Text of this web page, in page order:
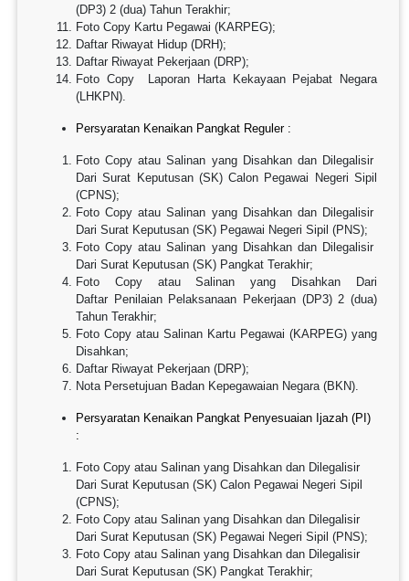
(DP3) 2 (dua) Tahun Terakhir;
Foto Copy Kartu Pegawai (KARPEG);
Daftar Riwayat Hidup (DRH);
Daftar Riwayat Pekerjaan (DRP);
Foto Copy Laporan Harta Kekayaan Pejabat Negara
(LHKPN).
Persyaratan Kenaikan Pangkat Reguler :
Foto Copy atau Salinan yang Disahkan dan Dilegalisir
Dari Surat Keputusan (SK) Calon Pegawai Negeri Sipil
(CPNS);
Foto Copy atau Salinan yang Disahkan dan Dilegalisir
Dari Surat Keputusan (SK) Pegawai Negeri Sipil (PNS);
Foto Copy atau Salinan yang Disahkan dan Dilegalisir
Dari Surat Keputusan (SK) Pangkat Terakhir;
Foto Copy atau Salinan yang Disahkan Dari
Daftar Penilaian Pelaksanaan Pekerjaan (DP3) 2 (dua)
Tahun Terakhir;
Foto Copy atau Salinan Kartu Pegawai (KARPEG) yang
Disahkan;
Daftar Riwayat Pekerjaan (DRP);
Nota Persetujuan Badan Kepegawaian Negara (BKN).
Persyaratan Kenaikan Pangkat Penyesuaian Ijazah (PI)
:
Foto Copy atau Salinan yang Disahkan dan Dilegalisir
Dari Surat Keputusan (SK) Calon Pegawai Negeri Sipil
(CPNS);
Foto Copy atau Salinan yang Disahkan dan Dilegalisir
Dari Surat Keputusan (SK) Pegawai Negeri Sipil (PNS);
Foto Copy atau Salinan yang Disahkan dan Dilegalisir
Dari Surat Keputusan (SK) Pangkat Terakhir;